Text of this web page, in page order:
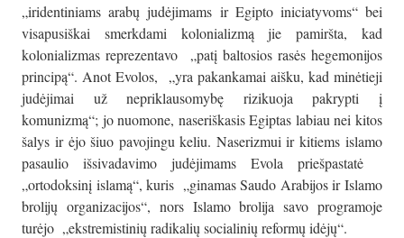
„iridentiniams arabų judėjimams ir Egipto iniciatyvoms“ bei
visapusiškai smerkdami kolonializmą jie pamiršta, kad
kolonializmas reprezentavo „patį baltosios rasės hegemonijos
principą“. Anot Evolos, „yra pakankamai aišku, kad minėtieji
judėjimai už nepriklausomybę rizikuoja pakrypti į
komunizmą“; jo nuomone, naseriškasis Egiptas labiau nei kitos
šalys ir ėjo šiuo pavojingu keliu. Naserizmui ir kitiems islamo
pasaulio išsivadavimo judėjimams Evola priešpastatė
„ortodoksinį islamą“, kuris „ginamas Saudo Arabijos ir Islamo
brolijų organizacijos“, nors Islamo brolija savo programoje
turėjo „ekstremistinių radikalių socialinių reformų idėjų“.